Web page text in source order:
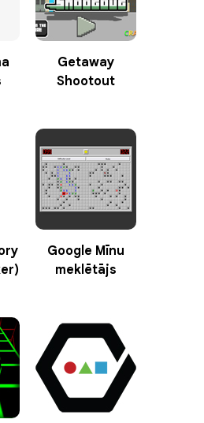
Getaway
Shootout
Google Mīnu
meklētājs